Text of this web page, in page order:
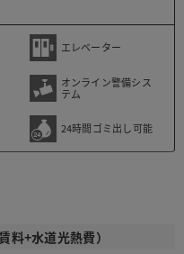
エレベーター
オンライン警備シス
テム
24時間ゴミ出し可能
料+水道光熱費）